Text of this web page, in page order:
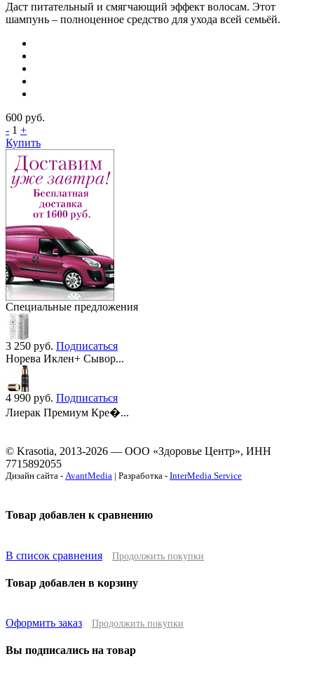
Даст питательный и смягчающий эффект волосам. Этот
шампунь – полноценное средство для ухода всей семьёй.
600 руб.
- 1 +
Купить
Специальные предложения
3 250 руб. Подписаться
Норева Иклен+ Сывор...
4 990 руб. Подписаться
Лиерак Премиум Кре�...
© Krasotia, 2013-2026 — ООО «Здоровье Центр», ИНН
7715892055
Дизайн сайта - AvantMedia | Разработка - InterMedia Service
Товар добавлен к сравнению
В список сравнения Продолжить покупки
Товар добавлен в корзину
Оформить заказ Продолжить покупки
Вы подписались на товар